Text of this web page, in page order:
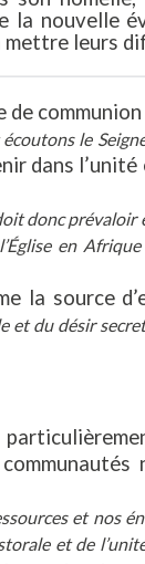
la nouvelle
mettre leurs
communion
le
dans
donc
en
la source
et du désir
et nos
et de